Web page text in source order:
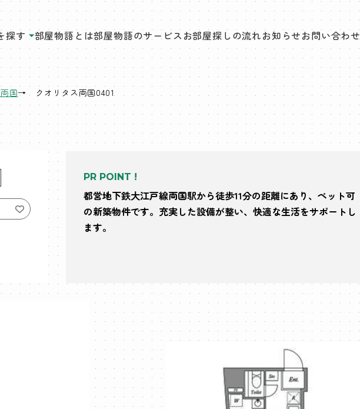
探す 部屋物語とは部屋物語のサービス お部屋探しの流れお知らせお問い合わせ
国 クオリタス両国0401
PR POINT !
都営地下鉄大江戸線両国駅から徒歩11分の距離にあり、ペット可
の新築物件です。充実した設備が整い、快適な生活をサポートし
ます。